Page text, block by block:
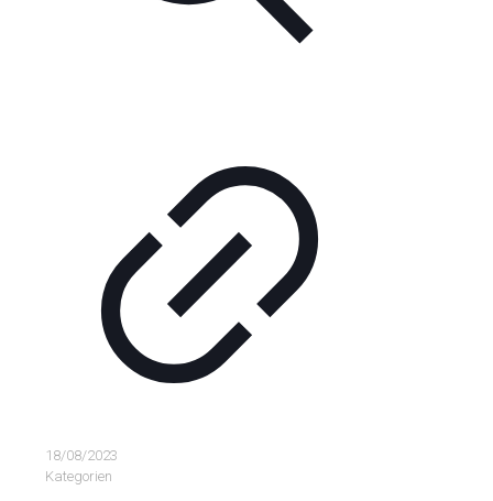
18/08/2023
Kategorien